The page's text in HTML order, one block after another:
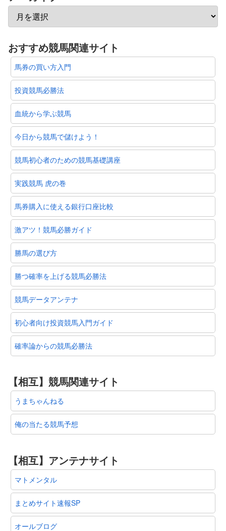
おすすめ競馬関連サイト
馬券の買い方入門
投資競馬必勝法
血統から学ぶ競馬
今日から競馬で儲けよう！
競馬初心者のための競馬基礎講座
実践競馬 虎の巻
馬券購入に使える銀行口座比較
激アツ！競馬必勝ガイド
勝馬の選び方
勝つ確率を上げる競馬必勝法
競馬データアンテナ
初心者向け投資競馬入門ガイド
確率論からの競馬必勝法
【相互】競馬関連サイト
うまちゃんねる
俺の当たる競馬予想
【相互】アンテナサイト
マトメンタル
まとめサイト速報SP
オールブログ